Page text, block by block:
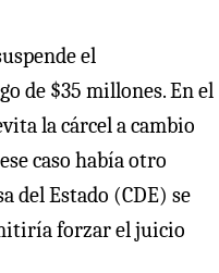
el
de $35 millones. En el
la cárcel a cambio
caso había otro
del Estado (CDE) se
forzar el juicio